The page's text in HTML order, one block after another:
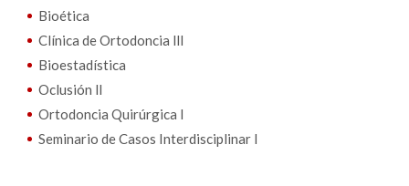
Bioética
Clínica de Ortodoncia lll
Bioestadística
Oclusión ll
Ortodoncia Quirúrgica l
Seminario de Casos Interdisciplinar I